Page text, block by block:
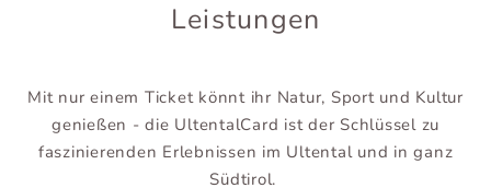
Leistungen
Mit nur einem Ticket könnt ihr Natur, Sport und Kultur
genießen - die UltentalCard ist der Schlüssel zu
faszinierenden Erlebnissen im Ultental und in ganz
Südtirol.